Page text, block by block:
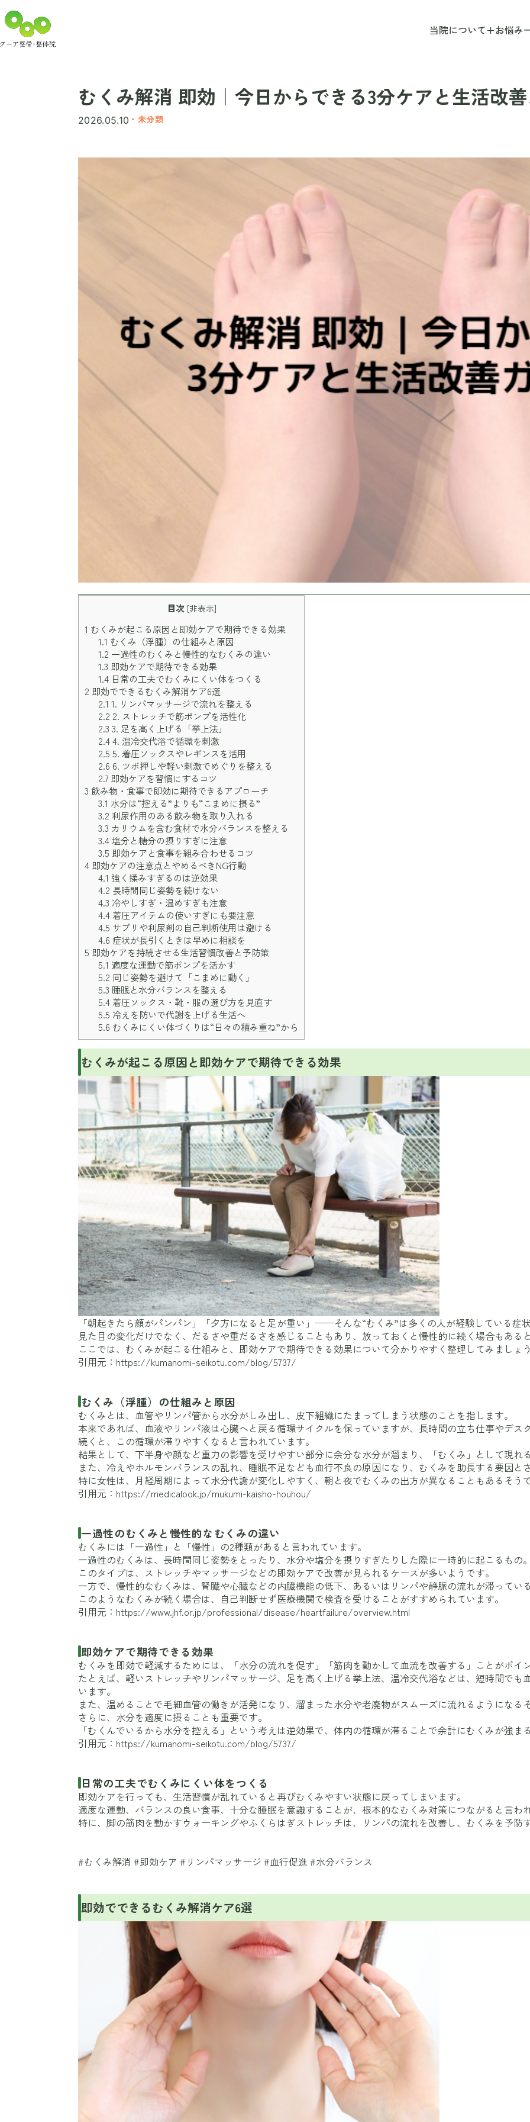
当院について+お悩み
むくみ解消 即効｜今日からできる3分ケアと生活改
2026.05.10 ・未分類
目次 [非表示]
1 むくみが起こる原因と即効ケアで期待できる効果
1.1 むくみ（浮腫）の仕組みと原因
1.2 一過性のむくみと慢性的なむくみの違い
1.3 即効ケアで期待できる効果
1.4日常の工夫でむくみにくい体をつくる
2 即効でできるむくみ解消ケア6選
2.1 1. リンパマッサージで流れを整える
2.2 2. ストレッチで筋ポンプを活性化
2.3 3. 足を高く上げる「挙上法」
2.44. 温冷交代浴で循環を刺激
2.5 5. 着圧ソックスやレギンスを活用
2.6 6. ツボ押しや軽い刺激でめぐりを整える
2.7即効ケアを習慣にするコツ
3 飲み物・食事で即効に期待できるアプローチ
3.1 水分は“控える”よりも“こまめに摂る”
3.2 利尿作用のある飲み物を取り入れる
3.3 カリウムを含む食材で水分バランスを整える
3.4塩分と糖分の摂りすぎに注意
3.5 即効ケアと食事を組み合わせるコツ
4 即効ケアの注意点とやめるべきNG行動
4.1 強く揉みすぎるのは逆効果
4.2 長時間同じ姿勢を続けない
4.3 冷やしすぎ・温めすぎも注意
4.4着圧アイテムの使いすぎにも要注意
4.5 サプリや利尿剤の自己判断使用は避ける
4.6 症状が長引くときは早めに相談を
5 即効ケアを持続させる生活習慣改善と予防策
5.1 適度な運動で筋ポンプを活かす
5.2 同じ姿勢を避けて「こまめに動く」
5.3 睡眠と水分バランスを整える
5.4着圧ソックス・靴・服の選び方を見直す
5.5 冷えを防いで代謝を上げる生活へ
5.6 むくみにくい体づくりは“日々の積み重ね”から
むくみが起こる原因と即効ケアで期待できる効果
「朝起きたら顔がパンパン」「夕方になると足が重い」──そんな“むくみ”は多くの人が経験している症
見た目の変化だけでなく、だるさや重だるさを感じることもあり、放っておくと慢性的に続く場合もある
ここでは、むくみが起こる仕組みと、即効ケアで期待できる効果について分かりやすく整理してみましょ
引用元： https://kumanomi-seikotu.com/blog/5737/
むくみ（浮腫）の仕組みと原因
むくみとは、血管やリンパ管から水分がしみ出し、皮下組織にたまってしまう状態のことを指します。
本来であれば、血液やリンパ液は心臓へと戻る循環サイクルを保っていますが、長時間の立ち仕事やデス
続くと、この循環が滞りやすくなると言われています。
結果として、下半身や顔など重力の影響を受けやすい部分に余分な水分が溜まり、「むくみ」として現れ
また、冷えやホルモンバランスの乱れ、睡眠不足なども血行不良の原因になり、むくみを助長する要因と
特に女性は、月経周期によって水分代謝が変化しやすく、朝と夜でむくみの出方が異なることもあるそう
引用元： https://medicalook.jp/mukumi-kaisho-houhou/
一過性のむくみと慢性的なむくみの違い
むくみには「一過性」と「慢性」の2種類があると言われています。
一過性のむくみは、長時間同じ姿勢をとったり、水分や塩分を摂りすぎたりした際に一時的に起こるもの
このタイプは、ストレッチやマッサージなどの即効ケアで改善が見られるケースが多いようです。
一方で、慢性的なむくみは、腎臓や心臓などの内臓機能の低下、あるいはリンパや静脈の流れが滞ってい
このようなむくみが続く場合は、自己判断せず医療機関で検査を受けることがすすめられています。
引用元： https://www.jhf.or.jp/professional/disease/heartfailure/overview.html
即効ケアで期待できる効果
むくみを即効で軽減するためには、「水分の流れを促す」「筋肉を動かして血流を改善する」ことがポイ
たとえば、軽いストレッチやリンパマッサージ、足を高く上げる挙上法、温冷交代浴などは、短時間で
います。
また、温めることで毛細血管の働きが活発になり、溜まった水分や老廃物がスムーズに流れるようになる
さらに、水分を適度に摂ることも重要です。
「むくんでいるから水分を控える」という考えは逆効果で、体内の循環が滞ることで余計にむくみが強ま
引用元： https://kumanomi-seikotu.com/blog/5737/
日常の工夫でむくみにくい体をつくる
即効ケアを行っても、生活習慣が乱れていると再びむくみやすい状態に戻ってしまいます。
適度な運動、バランスの良い食事、十分な睡眠を意識することが、根本的なむくみ対策につながると言わ
特に、脚の筋肉を動かすウォーキングやふくらはぎストレッチは、リンパの流れを改善し、むくみを予防
#むくみ解消 #即効ケア #リンパマッサージ #血行促進 #水分バランス
即効でできるむくみ解消ケア6選